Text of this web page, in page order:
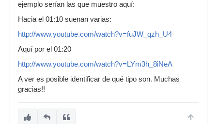
ejemplo serían las que muestro aquí:
Hacia el 01:10 suenan varias:
http://www.youtube.com/watch?v=fuJW_qzh_U4
Aquí por el 01:20
http://www.youtube.com/watch?v=LYm3h_8iNeA
A ver es posible identificar de qué tipo son. Muchas
gracias!!